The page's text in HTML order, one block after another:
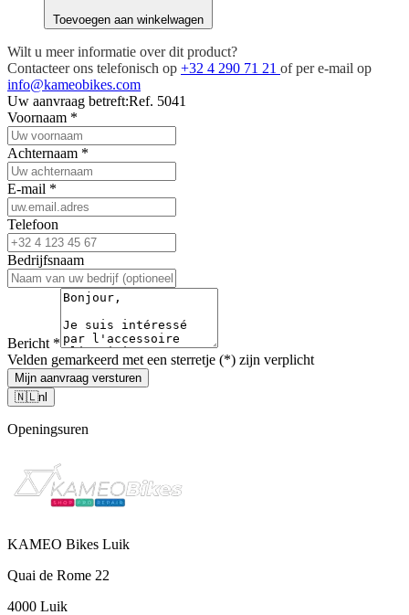
Toevoegen aan winkelwagen
Wilt u meer informatie over dit product?
Contacteer ons telefonisch op +32 4 290 71 21 of per e-mail op
info@kameobikes.com
Uw aanvraag betreft:Ref. 5041
Voornaam *
Achternaam *
E-mail *
Telefoon
Bedrijfsnaam
Bericht *
Velden gemarkeerd met een sterretje (*) zijn verplicht
Mijn aanvraag versturen
🇳🇱nl
Openingsuren
KAMEO Bikes Luik
Quai de Rome 22
4000 Luik